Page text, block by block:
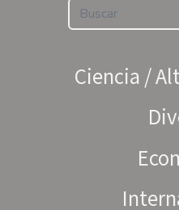
Ciencia /